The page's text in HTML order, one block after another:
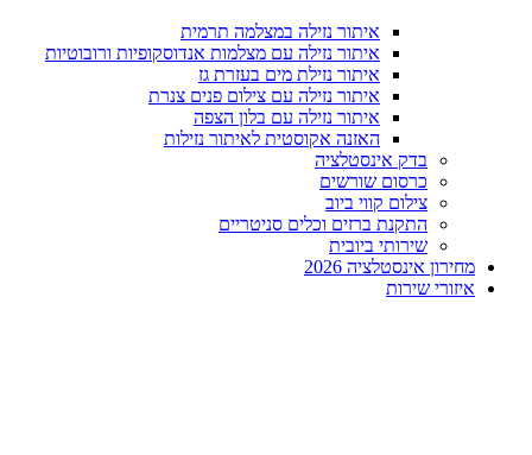
איתור נזילה במצלמה תרמית
איתור נזילה עם מצלמות אנדוסקופיות ורובוטיות
איתור נזילת מים בעזרת גז
איתור נזילה עם צילום פנים צנרת
איתור נזילה עם בלון הצפה
האזנה אקוסטית לאיתור נזילות
בדק אינסטלציה
כרסום שורשים
צילום קווי ביוב
התקנת ברזים וכלים סניטריים
שירותי ביובית
מחירון אינסטלציה 2026
איזורי שירות